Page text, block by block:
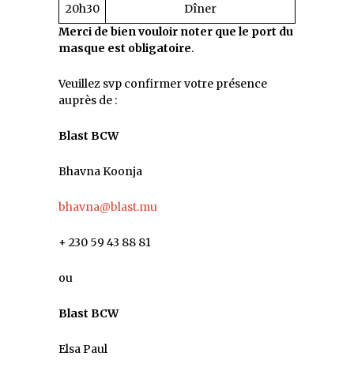
20h30
Dîner
Merci de bien vouloir noter que le port du
masque est obligatoire.
Veuillez svp confirmer votre présence
auprès de :
Blast BCW
Bhavna Koonja
bhavna@blast.mu
+ 230 59 43 88 81
ou
Blast BCW
Elsa Paul